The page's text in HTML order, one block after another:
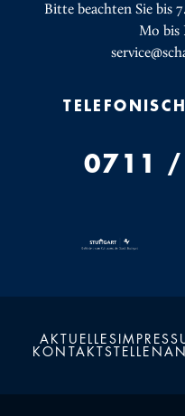
Bitte beachten Sie bis
Mo bis
0711
AKTUELLES
KONTAKT